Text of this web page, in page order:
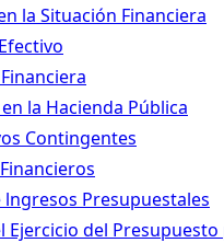
la Situación Financiera
la Hacienda Pública
Contingentes
Presupuestales
Ejercicio del